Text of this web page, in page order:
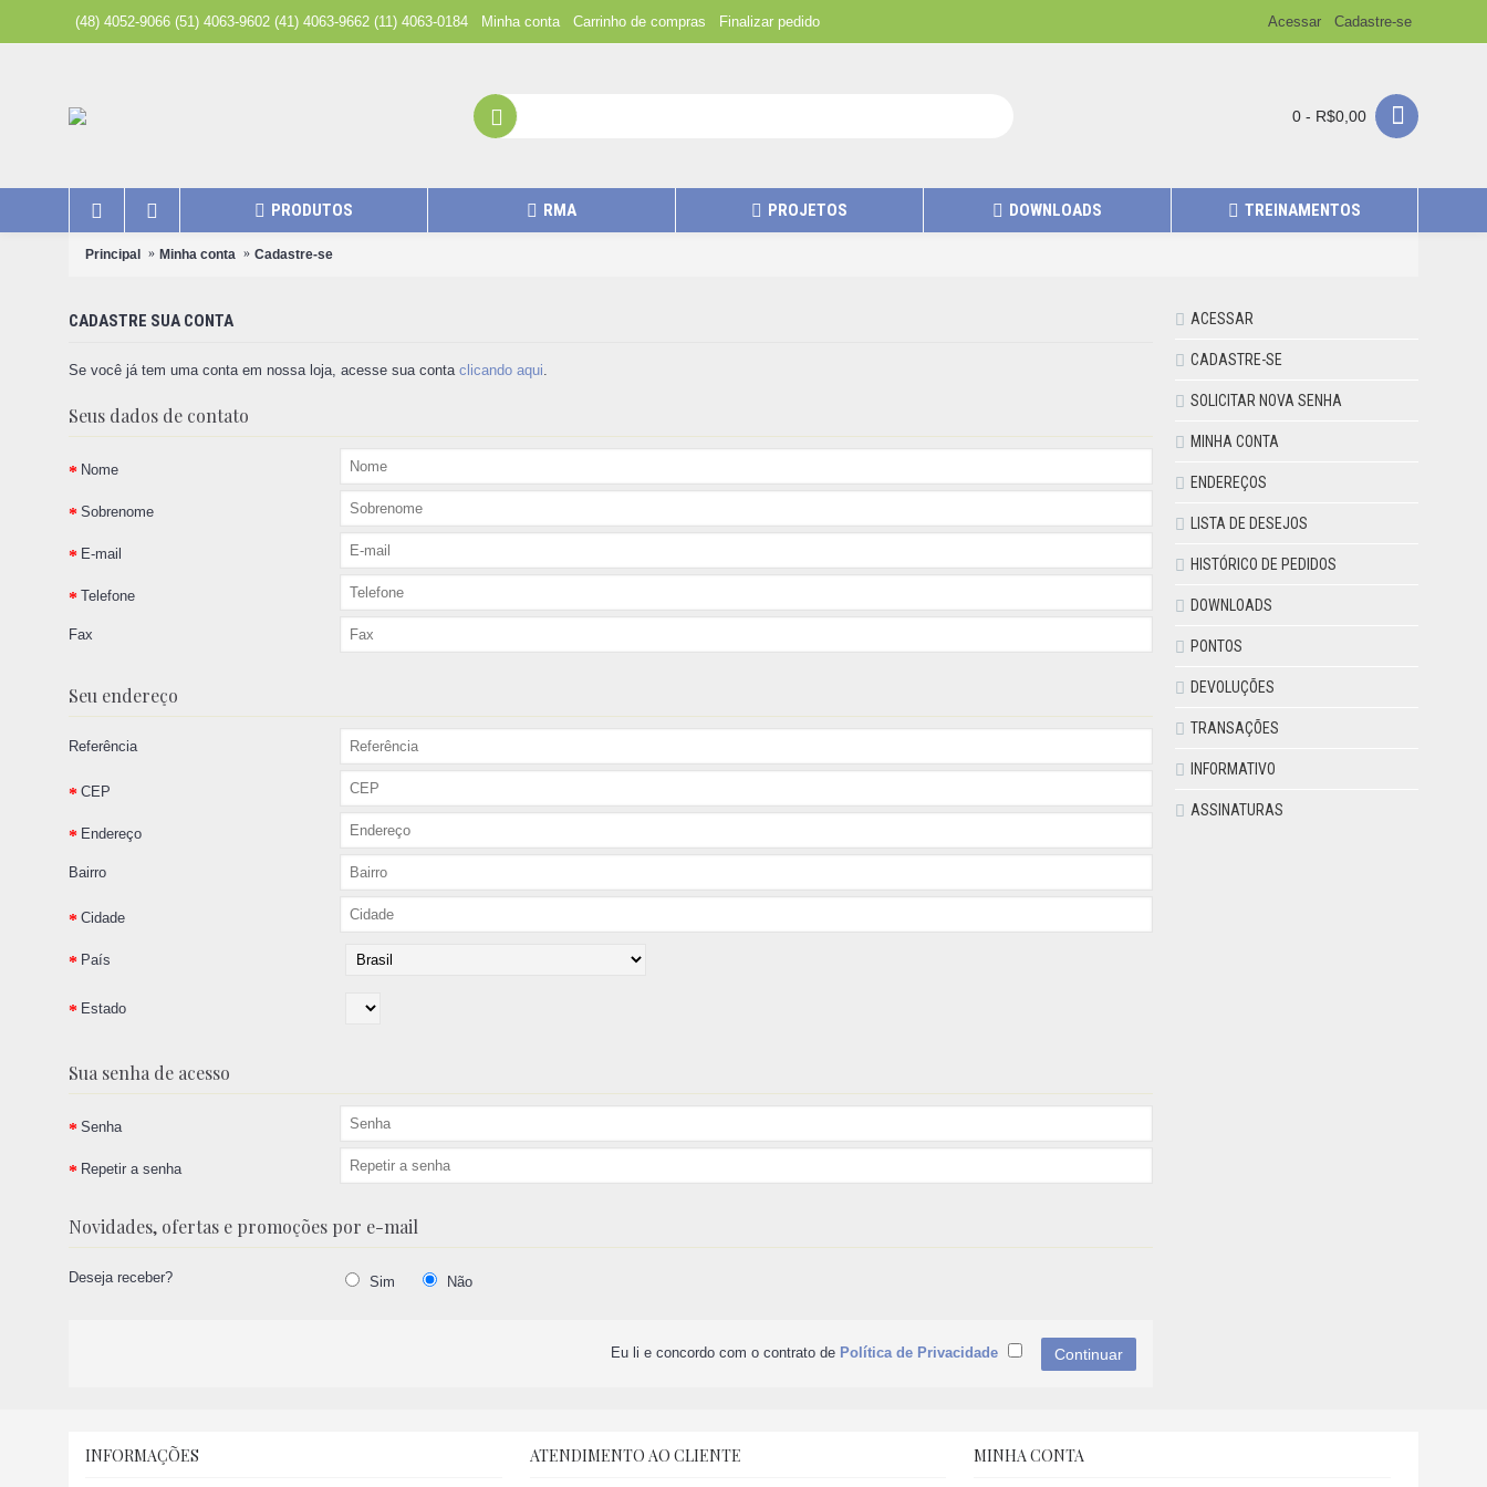
(48) 4052-9066 (51) 4063-9602 (41) 4063-9662 (11) 4063-0184 Minha conta Carrinho de compras Finalizar pedido Acessar Cadastre-se
0 - R$0,00
PRODUTOS RMA PROJETOS DOWNLOADS TREINAMENTOS
Principal Minha conta Cadastre-se
ACESSAR
CADASTRE-SE
SOLICITAR NOVA SENHA
MINHA CONTA
ENDEREÇOS
LISTA DE DESEJOS
HISTÓRICO DE PEDIDOS
DOWNLOADS
PONTOS
DEVOLUÇÕES
TRANSAÇÕES
INFORMATIVO
ASSINATURAS
CADASTRE SUA CONTA
Se você já tem uma conta em nossa loja, acesse sua conta clicando aqui.
Seus dados de contato
Nome
Sobrenome
E-mail
Telefone
Fax
Seu endereço
Referência
CEP
Endereço
Bairro
Cidade
País
Estado
Sua senha de acesso
Senha
Repetir a senha
Novidades, ofertas e promoções por e-mail
Deseja receber? Sim Não
Eu li e concordo com o contrato de Política de Privacidade
INFORMAÇÕES ATENDIMENTO AO CLIENTE MINHA CONTA